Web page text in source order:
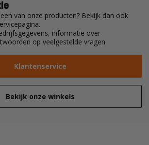
van onze producten? Bekijk dan ook
informatie over
op veelgestelde vragen.
Klantenservice
Bekijk onze winkels